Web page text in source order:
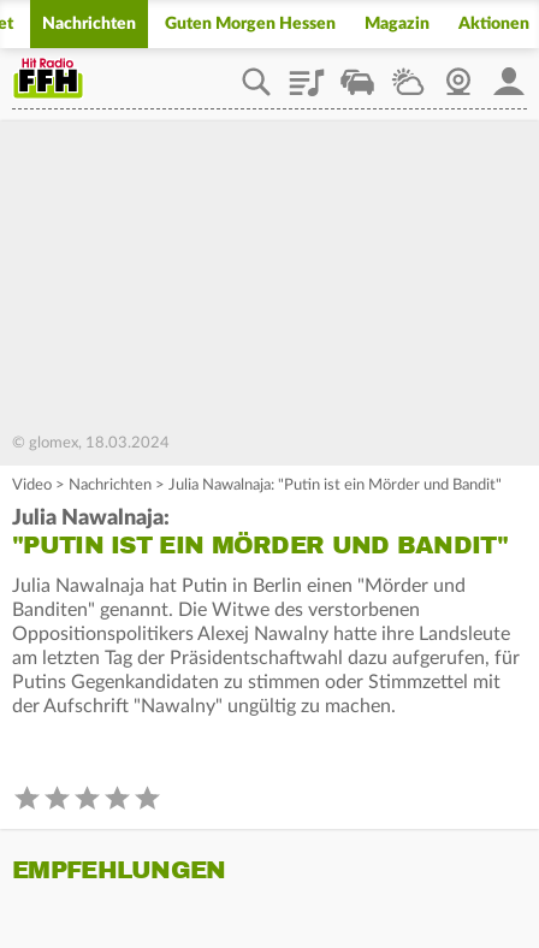
Nachrichten Guten Morgen Hessen Magazin Aktionen
PlaylistStaupilotWetterWebcam
© glomex, 18.03.2024
Video > Nachrichten > Julia Nawalnaja: "Putin ist ein Mörder und Bandit"
Julia Nawalnaja:
"PUTIN IST EIN MÖRDER UND BANDIT"
Julia Nawalnaja hat Putin in Berlin einen "Mörder und
Banditen" genannt. Die Witwe des verstorbenen
Oppositionspolitikers Alexej Nawalny hatte ihre Landsleute
am letzten Tag der Präsidentschaftwahl dazu aufgerufen, für
Putins Gegenkandidaten zu stimmen oder Stimmzettel mit
der Aufschrift "Nawalny" ungültig zu machen.
EMPFEHLUNGEN